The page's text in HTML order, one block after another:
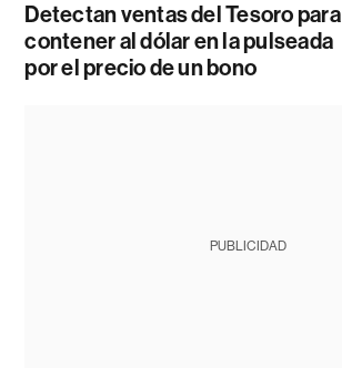
Detectan ventas del Tesoro para
contener al dólar en la pulseada
por el precio de un bono
PUBLICIDAD